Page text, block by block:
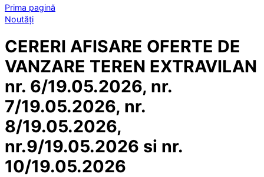
Prima pagină
Noutăți
CERERI AFISARE OFERTE DE
VANZARE TEREN EXTRAVILAN
nr. 6/19.05.2026, nr.
7/19.05.2026, nr.
8/19.05.2026,
nr.9/19.05.2026 si nr.
10/19.05.2026